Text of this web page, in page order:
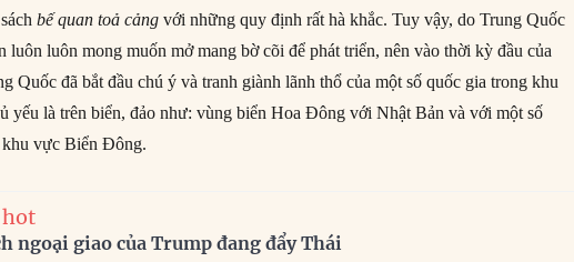
bế quan toả cảng với những quy định rất hà khắc. Tuy vậy, do Trung Quốc
luôn luôn mong muốn mở mang bờ cõi để phát triển, nên vào thời kỳ đầu của
Quốc đã bắt đầu chú ý và tranh giành lãnh thổ của một số quốc gia trong khu
yếu là trên biển, đảo như: vùng biển Hoa Đông với Nhật Bản và với một số
khu vực Biển Đông.
hot
ngoại giao của Trump đang đẩy Thái